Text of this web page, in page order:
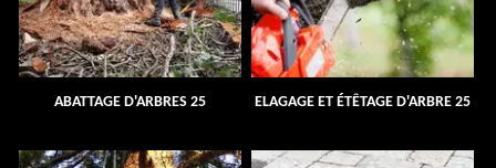
ABATTAGE D'ARBRES 25 ELAGAGE ET ÉTÊTAGE D'ARBRE 25